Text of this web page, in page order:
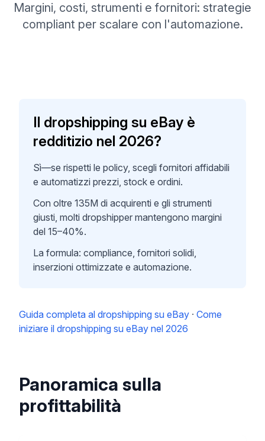
Margini, costi, strumenti e fornitori: strategie
compliant per scalare con l'automazione.
Il dropshipping su eBay è
redditizio nel 2026?
Sì—se rispetti le policy, scegli fornitori affidabili
e automatizzi prezzi, stock e ordini.
Con oltre 135M di acquirenti e gli strumenti
giusti, molti dropshipper mantengono margini
del 15–40%.
La formula: compliance, fornitori solidi,
inserzioni ottimizzate e automazione.
Guida completa al dropshipping su eBay · Come
iniziare il dropshipping su eBay nel 2026
Panoramica sulla
profittabilità